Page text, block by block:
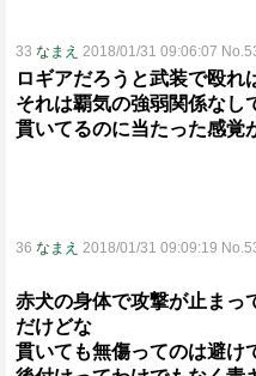
33 なまえ 2018/01/31 09:06:07
ロギアだろうと武装で殴れ
それは覇気の強弱関係なし
貫いてるのに当たった感覚
36 なまえ 2018/01/31 09:09:19
赤犬の身体で攻撃が止まっ
だけどな
貫いても無傷ってのは避け